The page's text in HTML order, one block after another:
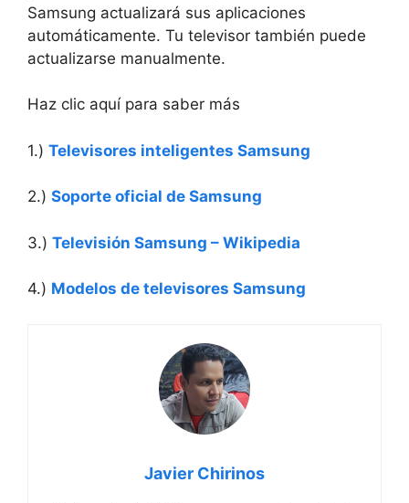
Samsung actualizará sus aplicaciones
automáticamente. Tu televisor también puede
actualizarse manualmente.
Haz clic aquí para saber más
1.) Televisores inteligentes Samsung
2.) Soporte oficial de Samsung
3.) Televisión Samsung – Wikipedia
4.) Modelos de televisores Samsung
Javier Chirinos